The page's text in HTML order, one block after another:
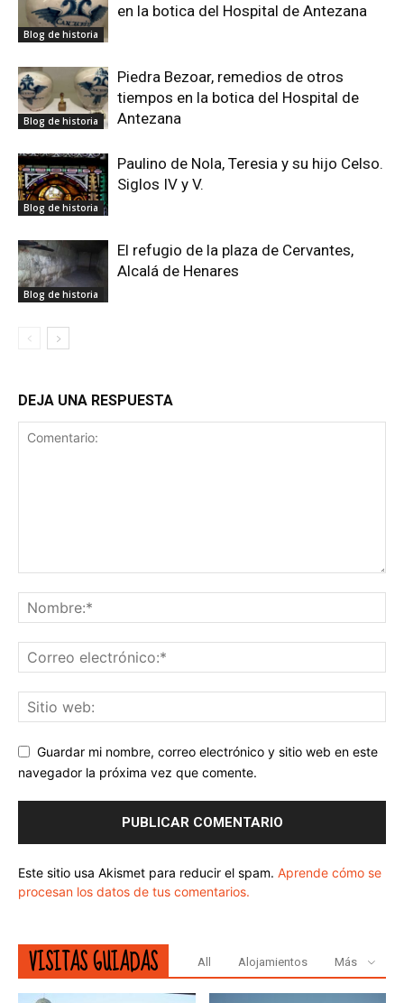
Blog de historia
en la botica del Hospital de Antezana
Blog de historia
Piedra Bezoar, remedios de otros
tiempos en la botica del Hospital de
Antezana
Blog de historia
Paulino de Nola, Teresia y su hijo Celso.
Siglos IV y V.
Blog de historia
El refugio de la plaza de Cervantes,
Alcalá de Henares
DEJA UNA RESPUESTA
Guardar mi nombre, correo electrónico y sitio web en este
navegador la próxima vez que comente.
Este sitio usa Akismet para reducir el spam. Aprende cómo se
procesan los datos de tus comentarios.
VISITAS GUIADAS All Alojamientos Más